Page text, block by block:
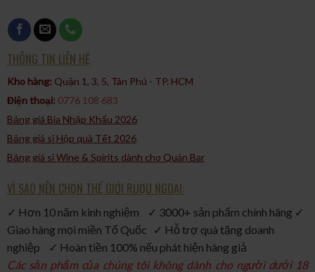
THÔNG TIN LIÊN HỆ
Kho hàng: Quận 1, 3, 5, Tân Phú - TP. HCM​
Điện thoại: 0776 108 683
Bảng giá Bia Nhập Khẩu 2026
Bảng giá sỉ Hộp quà Tết 2026
Bảng giá sỉ Wine & Spirits dành cho Quán Bar
VÌ SAO NÊN CHỌN THẾ GIỚI RƯỢU NGOẠI:
✓ Hơn 10 năm kinh nghiệm ✓ 3000+ sản phẩm chính hãng ✓
Giao hàng mọi miền Tổ Quốc ✓ Hỗ trợ quà tặng doanh
nghiệp ✓ Hoàn tiền 100% nếu phát hiện hàng giả
Các sản phẩm của chúng tôi không dành cho người dưới 18